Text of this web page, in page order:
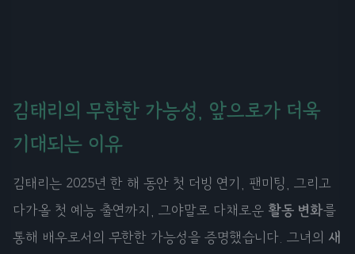
김태리의 무한한 가능성, 앞으로가 더욱
기대되는 이유
김태리는 2025년 한 해 동안 첫 더빙 연기, 팬미팅, 그리고
다가올 첫 예능 출연까지, 그야말로 다채로운 활동 변화를
통해 배우로서의 무한한 가능성을 증명했습니다. 그녀의 새